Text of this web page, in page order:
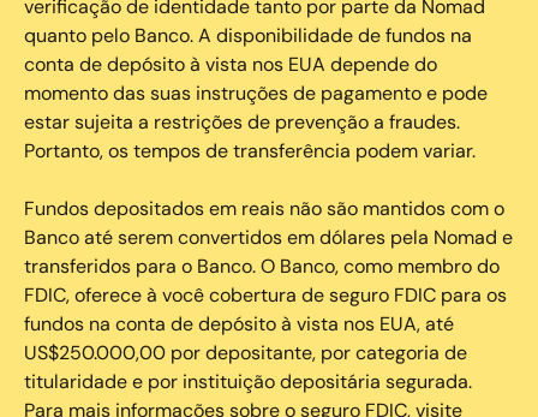
verificação de identidade tanto por parte da Nomad
quanto pelo Banco. A disponibilidade de fundos na
conta de depósito à vista nos EUA depende do
momento das suas instruções de pagamento e pode
estar sujeita a restrições de prevenção a fraudes.
Portanto, os tempos de transferência podem variar.
Fundos depositados em reais não são mantidos com o
Banco até serem convertidos em dólares pela Nomad e
transferidos para o Banco. O Banco, como membro do
FDIC, oferece à você cobertura de seguro FDIC para os
fundos na conta de depósito à vista nos EUA, até
US$250.000,00 por depositante, por categoria de
titularidade e por instituição depositária segurada.
Para mais informações sobre o seguro FDIC, visite